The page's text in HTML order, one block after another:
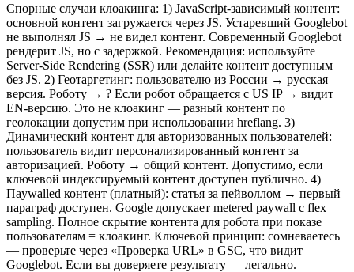
Спорные случаи клоакинга: 1) JavaScript-зависимый контент:
основной контент загружается через JS. Устаревший Googlebot
не выполнял JS → не видел контент. Современный Googlebot
рендерит JS, но с задержкой. Рекомендация: используйте
Server-Side Rendering (SSR) или делайте контент доступным
без JS. 2) Геотаргетинг: пользователю из России → русская
версия. Роботу → ? Если робот обращается с US IP → видит
EN-версию. Это не клоакинг — разный контент по
геолокации допустим при использовании hreflang. 3)
Динамический контент для авторизованных пользователей:
пользователь видит персонализированный контент за
авторизацией. Роботу → общий контент. Допустимо, если
ключевой индексируемый контент доступен публично. 4)
Паywalled контент (платный): статья за пейволлом → первый
параграф доступен. Google допускает metered paywall с flex
sampling. Полное скрытие контента для робота при показе
пользователям = клоакинг. Ключевой принцип: сомневаетесь
— проверьте через «Проверка URL» в GSC, что видит
Googlebot. Если вы доверяете результату — легально.